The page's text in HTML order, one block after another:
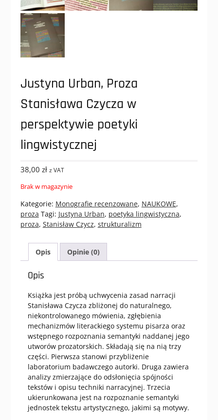
Justyna Urban, Proza
Stanisława Czycza w
perspektywie poetyki
lingwistycznej
38,00 zł z VAT
Brak w magazynie
Kategorie: Monografie recenzowane, NAUKOWE,
proza Tagi: Justyna Urban, poetyka lingwistyczna,
proza, Stanisław Czycz, strukturalizm
Opis Opinie (0)
Opis
Książka jest próbą uchwycenia zasad narracji
Stanisława Czycza zbliżonej do naturalnego,
niekontrolowanego mówienia, zgłębienia
mechanizmów literackiego systemu pisarza oraz
wstępnego rozpoznania semantyki naddanej jego
utworów prozatorskich. Składają się na nią trzy
części. Pierwsza stanowi przybliżenie
laboratorium badawczego autorki. Druga zawiera
analizy zmierzające do odsłonięcia spójności
tekstów i opisu techniki narracyjnej. Trzecia
ukierunkowana jest na rozpoznanie semantyki
jednostek tekstu artystycznego, jakimi są motywy.